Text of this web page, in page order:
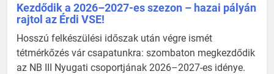
Kezdődik a 2026–2027-es szezon – hazai pályán
rajtol az Érdi VSE!
Hosszú felkészülési időszak után végre ismét
tétmérkőzés vár csapatunkra: szombaton megkezdődik
az NB III Nyugati csoportjának 2026–2027-es idénye.